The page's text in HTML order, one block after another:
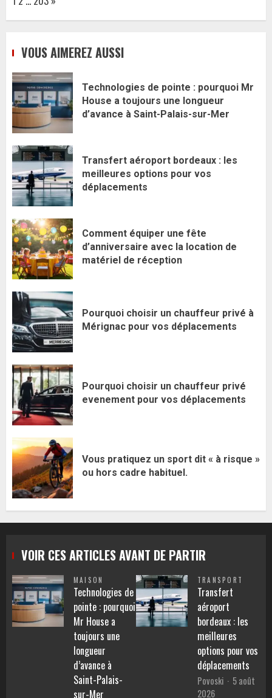
VOUS AIMEREZ AUSSI
Technologies de pointe : pourquoi Mr
House a toujours une longueur
d’avance à Saint-Palais-sur-Mer
Transfert aéroport bordeaux : les
meilleures options pour vos
déplacements
Comment équiper une fête
d’anniversaire avec la location de
matériel de réception
Pourquoi choisir un chauffeur privé à
Mérignac pour vos déplacements
Pourquoi choisir un chauffeur privé
evenement pour vos déplacements
Vous pratiquez un sport dit « à risque »
ou hors cadre habituel.
VOIR CES ARTICLES AVANT DE PARTIR
MAISON
Technologies de
pointe : pourquoi
Mr House a
toujours une
longueur
d’avance à
Saint-Palais-
sur-Mer
TRANSPORT
Transfert
aéroport
bordeaux : les
meilleures
options pour vos
déplacements
Povoski
5 août
2026